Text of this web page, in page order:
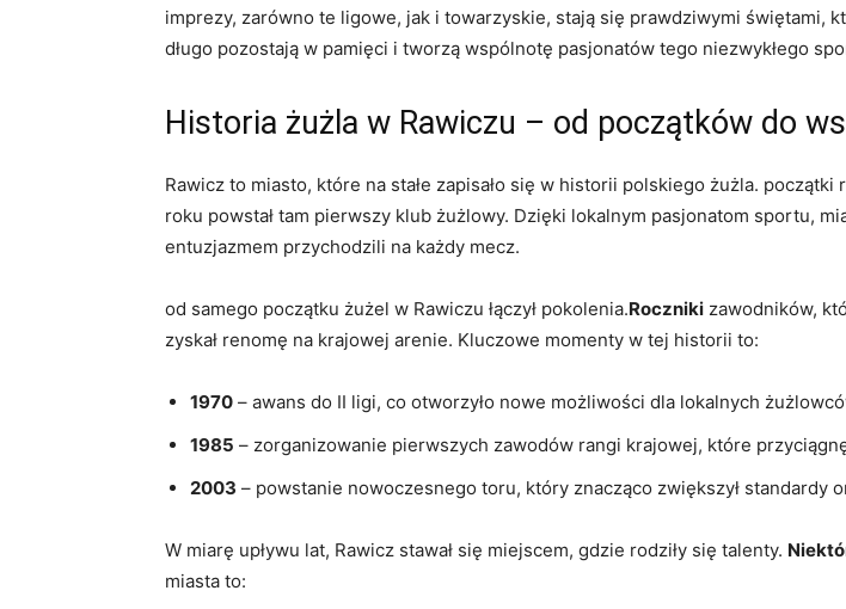
imprezy, zarówno te ligowe, jak i towarzyskie, stają się prawdziwymi świętami,
długo pozostają w pamięci i tworzą wspólnotę pasjonatów tego niezwykłego
Historia żużla w Rawiczu – od początków do
Rawicz to miasto, które na stałe zapisało się w historii polskiego żużla.
roku powstał tam pierwszy klub żużlowy. Dzięki lokalnym pasjonatom sportu,
entuzjazmem przychodzili na każdy mecz.
od samego początku żużel w Rawiczu łączył pokolenia.Roczniki zawodników,
zyskał renomę na krajowej arenie. Kluczowe momenty w tej historii to:
1970 – awans do II ligi, co otworzyło nowe możliwości dla lokalnych
1985 – zorganizowanie pierwszych zawodów rangi krajowej, które
2003 – powstanie nowoczesnego toru, który znacząco zwiększył standardy
W miarę upływu lat, Rawicz stawał się miejscem, gdzie rodziły się talenty.
miasta to: